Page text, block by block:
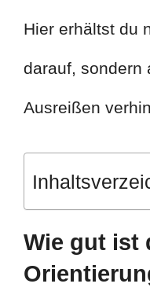
Hier erhältst du
darauf, sondern
Ausreißen
Wie gut ist